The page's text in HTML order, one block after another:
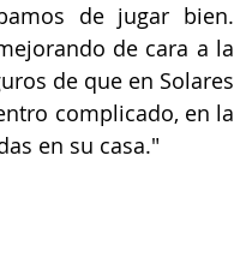
de jugar bien.
de cara a la
de que en Solares
complicado, en la
en su casa."